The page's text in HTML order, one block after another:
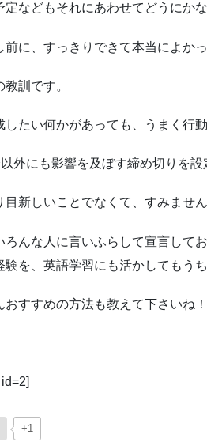
定などもそれにあわせてどうにか
前に、すっきりできて本当によかっ
教訓です。
したい何かがあっても、うまく行
以外にも影響を及ぼす締め切りを設
目新しいことでなくて、すみませ
ろんな人に言いふらして宣言して
験を、英語学習にも活かしてもう
おすすめの方法も教えて下さいね！
+1